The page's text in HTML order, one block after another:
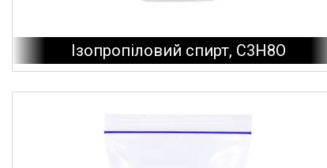
Ізопропіловий спирт, C3H8O